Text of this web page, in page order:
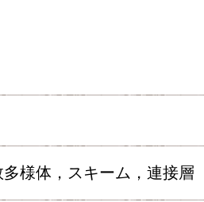
多様体，スキーム，連接層